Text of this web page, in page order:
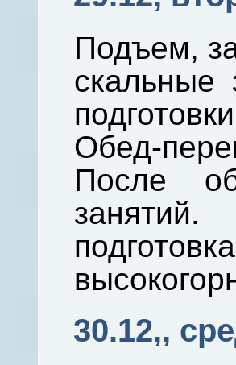
Подъем,
скальные
Обед-
После
30.12,,